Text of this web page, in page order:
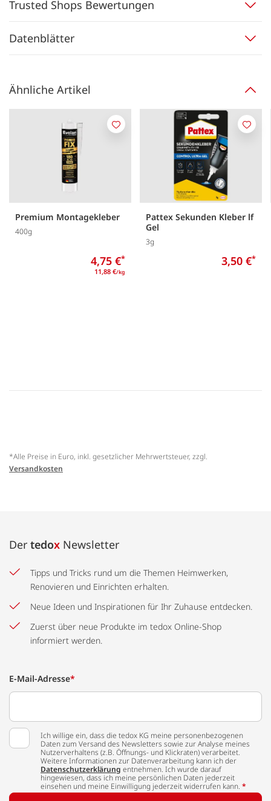
Trusted Shops Bewertungen
Datenblätter
Ähnliche Artikel
Premium Montagekleber
400g
4,75 €*
11,88 €/kg
Merken
Pattex Sekunden Kleber lf
Gel
3g
3,50 €*
*Alle Preise in Euro, inkl. gesetzlicher Mehrwertsteuer, zzgl.
Versandkosten
Der tedox Newsletter
Tipps und Tricks rund um die Themen Heimwerken,
Renovieren und Einrichten erhalten.
Neue Ideen und Inspirationen für Ihr Zuhause entdecken.
Zuerst über neue Produkte im tedox Online-Shop
informiert werden.
E-Mail-Adresse*
Ich willige ein, dass die tedox KG meine personenbezogenen
Daten zum Versand des Newsletters sowie zur Analyse meines
Nutzerverhaltens (z.B. Öffnungs- und Klickraten) verarbeitet.
Weitere Informationen zur Datenverarbeitung kann ich der
Datenschutzerklärung entnehmen. Ich wurde darauf
hingewiesen, dass ich meine persönlichen Daten jederzeit
einsehen und meine Einwilligung jederzeit widerrufen kann. *